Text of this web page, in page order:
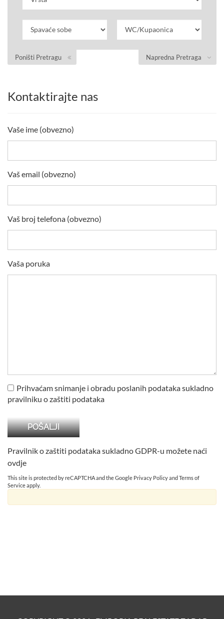
Napredna Pretraga
Poništi Pretragu
Kontaktirajte nas
Vaše ime (obvezno)
Vaš email (obvezno)
Vaš broj telefona (obvezno)
Vaša poruka
Prihvaćam snimanje i obradu poslanih podataka sukladno
pravilniku o zaštiti podataka
Pravilnik o zaštiti podataka sukladno GDPR-u možete naći
ovdje
This site is protected by reCAPTCHA and the Google Privacy PolicyandTerms of
Serviceapply.